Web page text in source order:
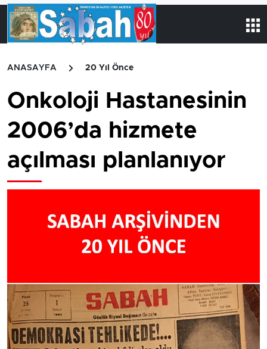
ANASAYFA 20 Yıl Önce
Onkoloji Hastanesinin
2006’da hizmete
açılması planlanıyor